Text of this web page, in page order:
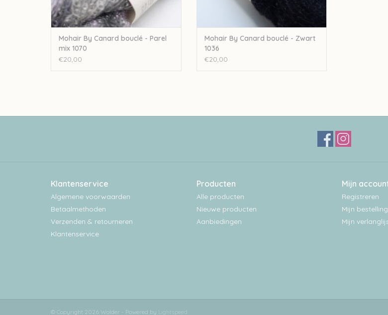
Mohair By Canard bouclé - Parel
mix 1070
€20,00
Mohair By Canard bouclé - Zwart
1036
€20,00
Klantenservice
Algemene voorwaarden
Betaalmethoden
Verzenden & retourneren
Klantenservice
Producten
Alle producten
Nieuwe producten
Aanbiedingen
Mijn
Registreren
Mijn
Mijn
© Copyright 2026 Wolder - Powered by Lightspeed